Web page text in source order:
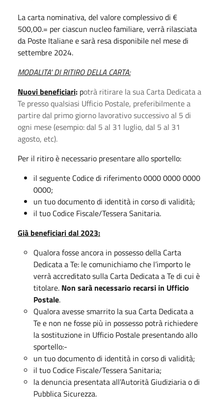
La carta nominativa, del valore complessivo di €
500,00.= per ciascun nucleo familiare, verrà rilasciata
da Poste Italiane e sarà resa disponibile nel mese di
settembre 2024.
MODALITA' DI RITIRO DELLA CARTA:
Nuovi beneficiari: potrà ritirare la sua Carta Dedicata a
Te presso qualsiasi Ufficio Postale, preferibilmente a
partire dal primo giorno lavorativo successivo al 5 di
ogni mese (esempio: dal 5 al 31 luglio, dal 5 al 31
agosto, etc).
Per il ritiro è necessario presentare allo sportello:
il seguente Codice di riferimento 0000 0000 0000
0000;
un tuo documento di identità in corso di validità;
il tuo Codice Fiscale/Tessera Sanitaria.
Già beneficiari dal 2023:
Qualora fosse ancora in possesso della Carta
Dedicata a Te: le comunichiamo che l’importo le
verrà accreditato sulla Carta Dedicata a Te di cui è
titolare. Non sarà necessario recarsi in Ufficio
Postale.
Qualora avesse smarrito la sua Carta Dedicata a
Te e non ne fosse più in possesso potrà richiedere
la sostituzione in Ufficio Postale presentando allo
sportello:-
un tuo documento di identità in corso di validità;
il tuo Codice Fiscale/Tessera Sanitaria;
la denuncia presentata all’Autorità Giudiziaria o di
Pubblica Sicurezza.